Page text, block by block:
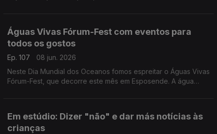
Águas Vivas Fórum-Fest com eventos para
todos os gostos
Ep. 107
08 jun. 2026
Neste Dia Mundial dos Oceanos fomos espreitar o Águas Vivas
Fórum-Fest, que decorre este mês em Esposende. A água
Em estúdio: Dizer "não" e dar más notícias às
crianças